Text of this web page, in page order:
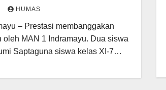
HUMAS
– Prestasi membanggakan
oleh MAN 1 Indramayu. Dua siswa
Saptaguna siswa kelas XI-7…